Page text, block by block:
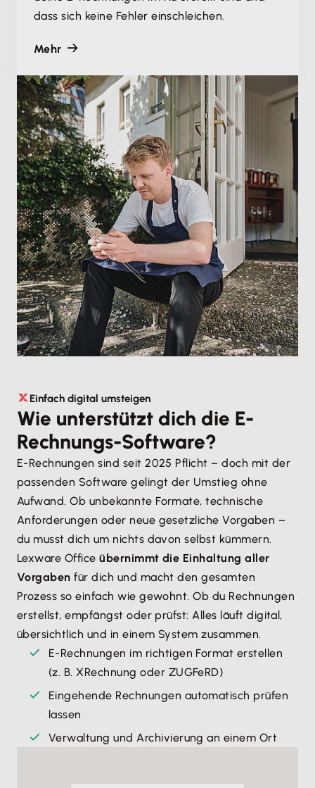
dass sich keine Fehler einschleichen.
Mehr
Einfach digital umsteigen
Wie unterstützt dich die E-
Rechnungs-Software?
E-Rechnungen sind seit 2025 Pflicht – doch mit der
passenden Software gelingt der Umstieg ohne
Aufwand. Ob unbekannte Formate, technische
Anforderungen oder neue gesetzliche Vorgaben –
du musst dich um nichts davon selbst kümmern.
Lexware Officeübernimmt die Einhaltung aller
Vorgaben für dich und macht den gesamten
Prozess so einfach wie gewohnt. Ob du Rechnungen
erstellst, empfängst oder prüfst: Alles läuft digital,
übersichtlich und in einem System zusammen.
E-Rechnungen im richtigen Format erstellen
(z. B. XRechnung oder ZUGFeRD)
Eingehende Rechnungen automatisch prüfen
lassen
Verwaltung und Archivierung an einem Ort